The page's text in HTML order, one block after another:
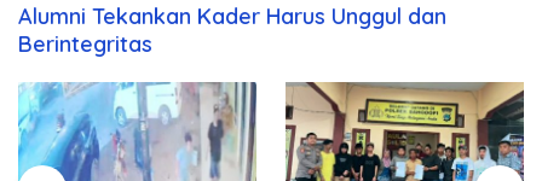
Alumni Tekankan Kader Harus Unggul dan
Berintegritas